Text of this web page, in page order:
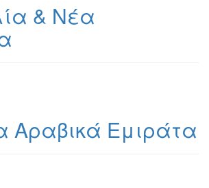
& Νέα
Αραβικά Εμιράτα